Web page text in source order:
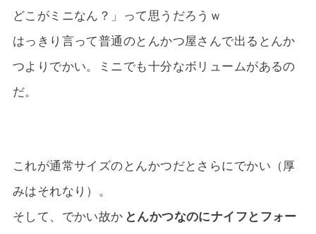
どこがミニなん？」って思うだろうｗ
はっきり言って普通のとんかつ屋さんで出るとんか
つよりでかい。ミニでも十分なボリュームがあるの
だ。
これが通常サイズのとんかつだとさらにでかい（厚
みはそれなり）。
そして、でかい故か とんかつなのにナイフとフォー